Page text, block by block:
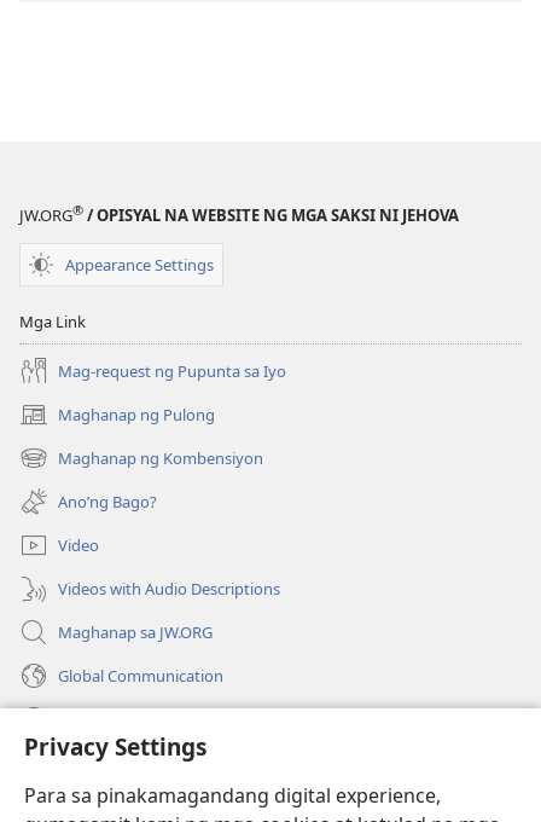
Privacy Settings
Para sa pinakamagandang digital experience,
JW.ORG® / OPISYAL NA WEBSITE NG MGA SAKSI NI JEHOVA
Appearance Settings
Mga Link
Mag-request ng Pupunta sa Iyo
Maghanap ng Pulong
(may
bubukas
na
bagong
window)
Maghanap ng Kombensiyon
(may
bubukas
na
bagong
window)
Ano’ng Bago?
Video
Videos with Audio Descriptions
Maghanap sa JW.ORG
Global Communication
(may